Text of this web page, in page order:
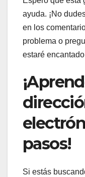
ayuda. ¡No
en los
problema o
estaré
pasos!
Si estás